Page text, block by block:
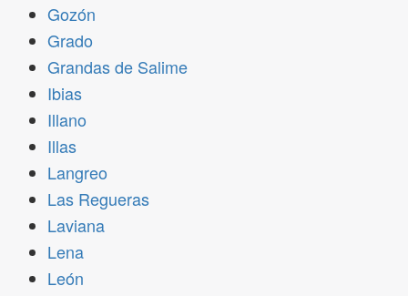
Gozón
Grado
Grandas de Salime
Ibias
Illano
Illas
Langreo
Las Regueras
Laviana
Lena
León